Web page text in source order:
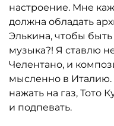
настроение. Мне
должна обладать
Элькина, чтобы
музыка?! Я ставлю
Челентано, и
мысленно в Италию.
нажать на газ, Тото
и подпевать.